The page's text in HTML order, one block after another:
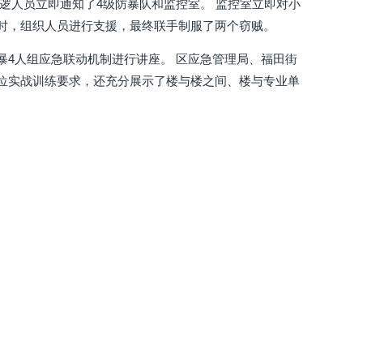
人员立即通知了4级防暴队和监控室。 监控室立即对小
组织人员进行支援，最终联手制服了两个窃贼。
人组应急联动机制进行讲座。 区应急管理局、福田街
战训练要求，还充分展示了楼与楼之间、楼与专业单